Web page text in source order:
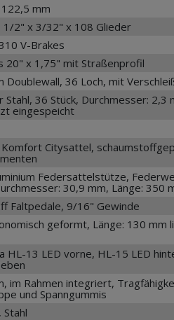
mm
1/2" x 3/32" x 108 Glieder
V-Brakes
20" x 1,75" mit Straßenprofil
Doublewall, 36 Loch, mit
36 Stück, Durchmesser: 2,3
eingespeicht
Komfort Citysattel,
Federsattelstütze,
30,9 mm, Länge: 350
Faltpedale, 9/16" Gewinde
geformt, Länge: 130 mm
HL-13 LED vorne, HL-15 LED
im Rahmen integriert,
und Spanngummis
Stahl